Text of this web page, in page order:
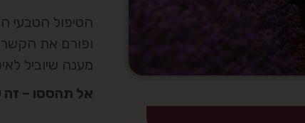
​הטיפול הטבעי
ופורם את
מענה שיוביל
אל תהססו – זה